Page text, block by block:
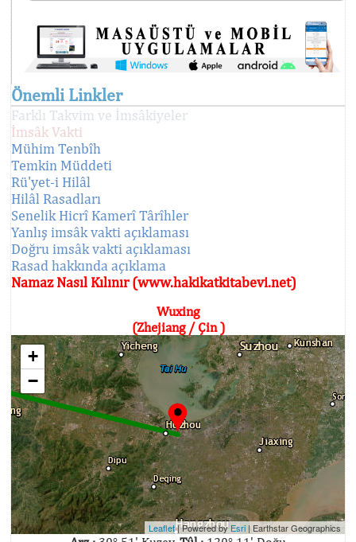
Önemli Linkler
Farklı Takvim ve İmsâkiyeler
İmsâk Vakti
Mühim Tenbîh
Temkin Müddeti
Rü'yet-i Hilâl
Hilâl Rasadları
Senelik Hicrî Kamerî Târîhler
Yanlış imsâk vakti açıklaması
Doğru imsâk vakti açıklaması
Rasad hakkında açıklama
Namaz Nasıl Kılınır (www.hakikatkitabevi.net)
Wuxing
(Zhejiang / Çin )
+
−
Leaflet| Powered byEsri |Earthstar Geographics